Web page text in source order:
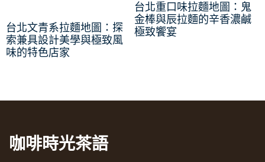
台北文青系拉麵地圖：探
索兼具設計美學與極致風
味的特色店家
台北重口味拉麵地圖：鬼
金棒與辰拉麵的辛香濃鹹
極致饗宴
咖啡時光茶語